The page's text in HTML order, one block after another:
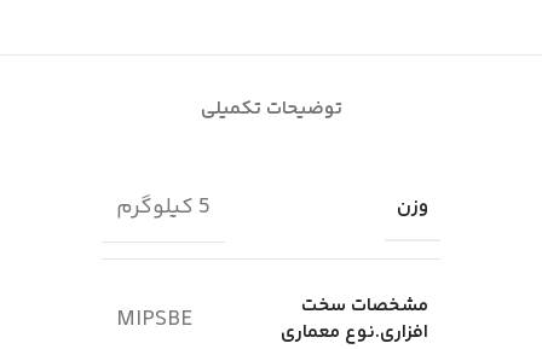
توضیحات تکمیلی
وزن 5 کیلوگرم
مشخصات سخت
افزاری.نوع معماری
MIPSBE